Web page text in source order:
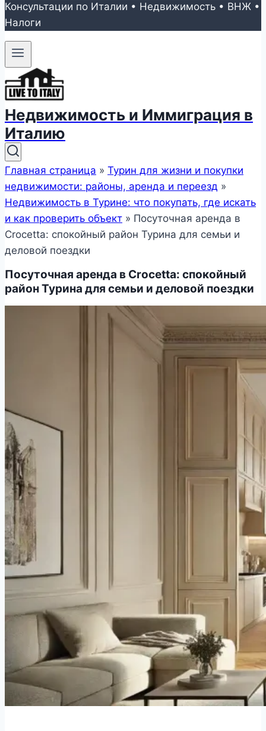
Консультации по Италии • Недвижимость • ВНЖ •
Налоги
Недвижимость и Иммиграция в
Италию
Главная страница » Турин для жизни и покупки
недвижимости: районы, аренда и переезд »
Недвижимость в Турине: что покупать, где искать
и как проверить объект » Посуточная аренда в
Crocetta: спокойный район Турина для семьи и
деловой поездки
Посуточная аренда в Crocetta: спокойный
район Турина для семьи и деловой поездки